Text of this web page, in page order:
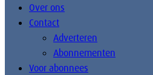
Over ons
Contact
Adverteren
Abonnementen
Voor abonnees